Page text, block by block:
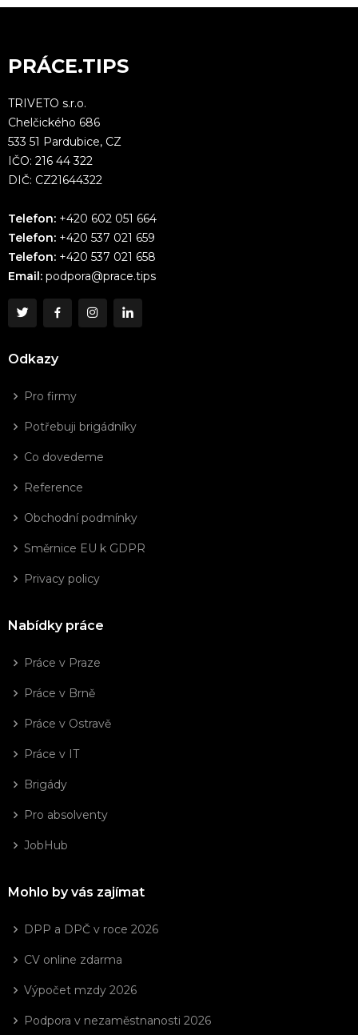
PRÁCE.TIPS
TRIVETO s.r.o.
Chelčického 686
533 51 Pardubice, CZ
IČO: 216 44 322
DIČ: CZ21644322
Telefon: +420 602 051 664
Telefon: +420 537 021 659
Telefon: +420 537 021 658
Email: podpora@prace.tips
Odkazy
Pro firmy
Potřebuji brigádníky
Co dovedeme
Reference
Obchodní podmínky
Směrnice EU k GDPR
Privacy policy
Nabídky práce
Práce v Praze
Práce v Brně
Práce v Ostravě
Práce v IT
Brigády
Pro absolventy
JobHub
Mohlo by vás zajímat
DPP a DPČ v roce 2026
CV online zdarma
Výpočet mzdy 2026
Podpora v nezaměstnanosti 2026